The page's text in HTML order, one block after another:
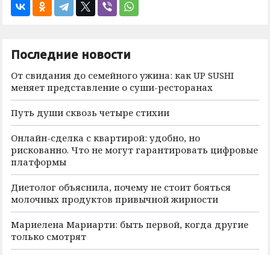
Последние новости
От свидания до семейного ужина: как UP SUSHI
меняет представление о суши-ресторанах
Путь души сквозь четыре стихии
Онлайн-сделка с квартирой: удобно, но
рискованно. Что не могут гарантировать цифровые
платформы
Диетолог объяснила, почему не стоит бояться
молочных продуктов привычной жирности
Мариелена Мариарти: быть первой, когда другие
только смотрят